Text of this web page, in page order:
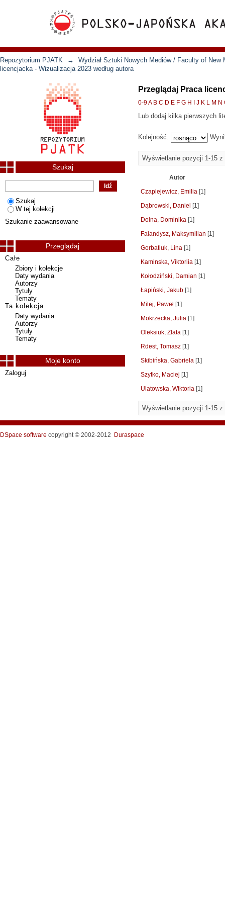
Repozytorium PJATK →
Wydział Sztuki Nowych Mediów / Faculty of New
licencjacka - Wizualizacja 2023 według autora
Przeglądaj Praca
0-9A B C D E F G H J K L M N
Lub dodaj kilka pierwszych
Kolejność:
Wyświetlanie pozycji 1-15 z
Autor
Czaplejewicz, Emilia [1]
Dąbrowski, Daniel
[1]
Dolna, Dominika [1]
Falandysz, Maksymilian [1]
Gorbatiuk, Lina [1]
Kaminska, Viktoriia [1]
Kołodziński, Damian [1]
Łapiński, Jakub [1]
Milej, Paweł [1]
Mokrzecka, Julia [1]
Oleksiuk, Zlata [1]
Rdest, Tomasz [1]
Skibińska, Gabriela [1]
Szytko, Maciej [1]
Ulatowska, Wiktoria [1]
Wyświetlanie pozycji 1-15 z
Szukaj
Szukaj
W tej kolekcji
Szukanie zaawansowane
Przeglądaj
Całe
Zbiory i kolekcje
Daty wydania
Autorzy
Tytuły
Tematy
Ta kolekcja
Daty wydania
Autorzy
Tytuły
Tematy
Moje konto
Zaloguj
DSpace software copyright © 2002-2012 Duraspace